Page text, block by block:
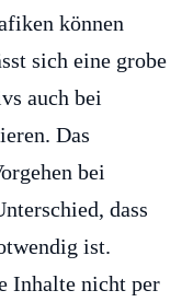
können
sich eine grobe
auch bei
Das
bei
dass
ist.
Inhalte nicht per